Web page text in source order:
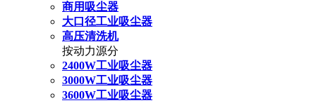
商用吸尘器
大口径工业吸尘器
高压清洗机
按动力源分
2400W工业吸尘器
3000W工业吸尘器
3600W工业吸尘器